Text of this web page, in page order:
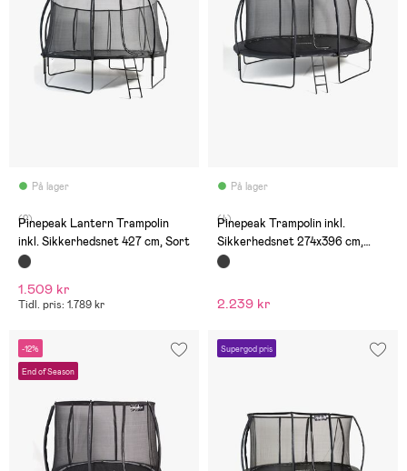
På lager
(2)
Pinepeak Lantern Trampolin
inkl. Sikkerhedsnet 427 cm, Sort
1.509 kr
Tidl. pris: 1.789 kr
På lager
(4)
Pinepeak Trampolin inkl.
Sikkerhedsnet 274x396 cm,
Sort
2.239 kr
-12%
End of Season
Supergod pris